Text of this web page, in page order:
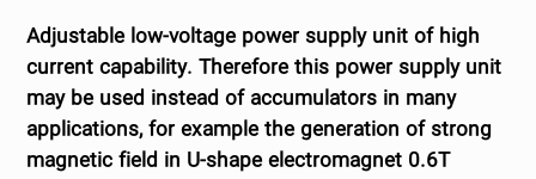
Adjustable low-voltage power supply unit of high
current capability. Therefore this power supply unit
may be used instead of accumulators in many
applications, for example the generation of strong
magnetic field in U-shape electromagnet 0.6T